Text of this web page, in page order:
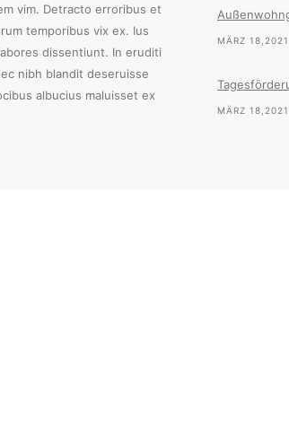
vim. Detracto erroribus et
temporibus vix ex. Ius
dissentiunt. In eruditi
nibh blandit deseruisse
albucius maluisset ex
MÄRZ 18,2021
MÄRZ 18,2021